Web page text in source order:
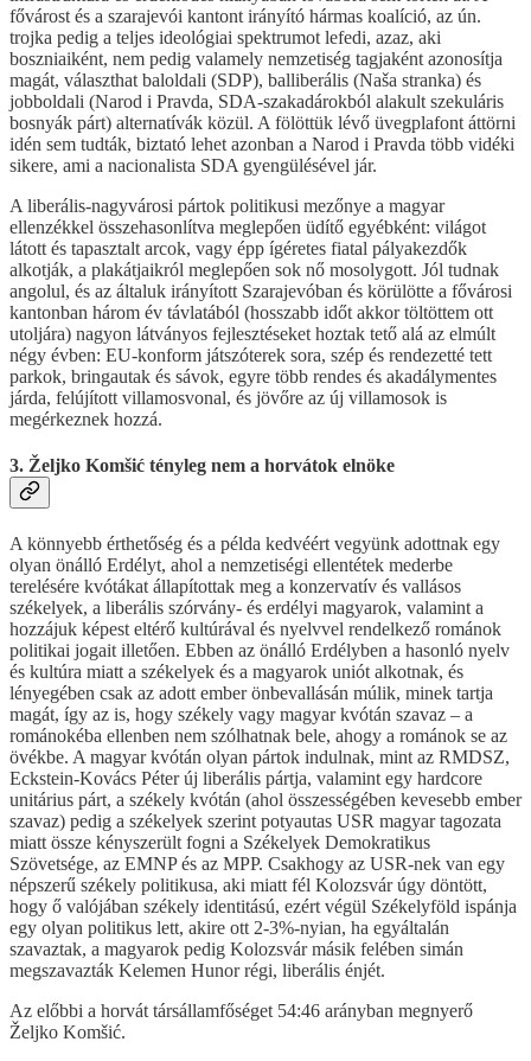
fővárost és a szarajevói kantont irányító hármas koalíció, az ún.
trojka pedig a teljes ideológiai spektrumot lefedi, azaz, aki
boszniaiként, nem pedig valamely nemzetiség tagjaként azonosítja
magát, választhat baloldali (SDP), balliberális (Naša stranka) és
jobboldali (Narod i Pravda, SDA-szakadárokból alakult szekuláris
bosnyák párt) alternatívák közül. A fölöttük lévő üvegplafont áttörni
idén sem tudták, biztató lehet azonban a Narod i Pravda több vidéki
sikere, ami a nacionalista SDA gyengülésével jár.
A liberális-nagyvárosi pártok politikusi mezőnye a magyar
ellenzékkel összehasonlítva meglepően üdítő egyébként: világot
látott és tapasztalt arcok, vagy épp ígéretes fiatal pályakezdők
alkotják, a plakátjaikról meglepően sok nő mosolygott. Jól tudnak
angolul, és az általuk irányított Szarajevóban és körülötte a fővárosi
kantonban három év távlatából (hosszabb időt akkor töltöttem ott
utoljára) nagyon látványos fejlesztéseket hoztak tető alá az elmúlt
négy évben: EU-konform játszóterek sora, szép és rendezetté tett
parkok, bringautak és sávok, egyre több rendes és akadálymentes
járda, felújított villamosvonal, és jövőre az új villamosok is
megérkeznek hozzá.
3. Željko Komšić tényleg nem a horvátok elnöke
A könnyebb érthetőség és a példa kedvéért vegyünk adottnak egy
olyan önálló Erdélyt, ahol a nemzetiségi ellentétek mederbe
terelésére kvótákat állapítottak meg a konzervatív és vallásos
székelyek, a liberális szórvány- és erdélyi magyarok, valamint a
hozzájuk képest eltérő kultúrával és nyelvvel rendelkező románok
politikai jogait illetően. Ebben az önálló Erdélyben a hasonló nyelv
és kultúra miatt a székelyek és a magyarok uniót alkotnak, és
lényegében csak az adott ember önbevallásán múlik, minek tartja
magát, így az is, hogy székely vagy magyar kvótán szavaz – a
románokéba ellenben nem szólhatnak bele, ahogy a románok se az
övékbe. A magyar kvótán olyan pártok indulnak, mint az RMDSZ,
Eckstein-Kovács Péter új liberális pártja, valamint egy hardcore
unitárius párt, a székely kvótán (ahol összességében kevesebb ember
szavaz) pedig a székelyek szerint potyautas USR magyar tagozata
miatt össze kényszerült fogni a Székelyek Demokratikus
Szövetsége, az EMNP és az MPP. Csakhogy az USR-nek van egy
népszerű székely politikusa, aki miatt fél Kolozsvár úgy döntött,
hogy ő valójában székely identitású, ezért végül Székelyföld ispánja
egy olyan politikus lett, akire ott 2-3%-nyian, ha egyáltalán
szavaztak, a magyarok pedig Kolozsvár másik felében simán
megszavazták Kelemen Hunor régi, liberális énjét.
Az előbbi a horvát társállamfőséget 54:46 arányban megnyerő
Željko Komšić.